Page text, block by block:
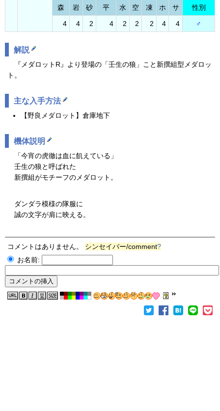
森 岩 砂 平 水 空 凍 ホ サ 性別
4 4 2 4 2 2 2 4 4 ♂
解説
『メダロットR』より登場の「壬生の狼」こと新撰組型メダロッ
ト。
主な入手方法
【野良メダロット】倉庫地下
機体説明
「今宵の虎徹は血に飢えている」
壬生の狼と呼ばれた
新撰組がモチーフのメダロット。
ダンダラ模様の隊服に
誠の文字が肩に映える。
コメントはありません。 シンセイバー/comment?
お名前: